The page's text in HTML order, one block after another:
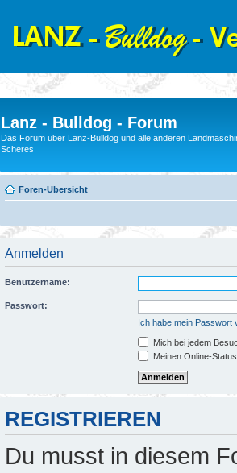
Lanz - Bulldog - Forum
Das Forum über Lanz-Bulldog und alle anderen
Scheres
Foren-Übersicht
Anmelden
Benutzername:
Passwort:
Ich habe mein Passwort
Mich bei jedem
Meinen Online-
REGISTRIEREN
Du musst in diesem